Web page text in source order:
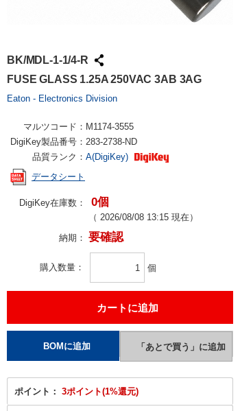
BK/MDL-1-1/4-R
FUSE GLASS 1.25A 250VAC 3AB 3AG
Eaton - Electronics Division
マルツコード： M1174-3555
DigiKey製品番号： 283-2738-ND
品質ランク： A(DigiKey)
データシート
DigiKey在庫数： 0個
（ 2026/08/08 13:15 現在）
納期： 要確認
購入数量 個
ポイント： 3ポイント(1%還元)